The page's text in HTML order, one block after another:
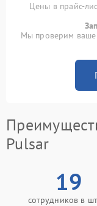
Цены в прайс-
Мы проверим ваше
Pulsar
19
сотрудников в